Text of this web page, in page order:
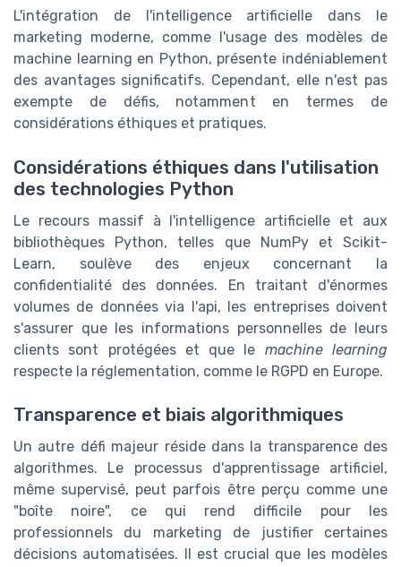
L'intégration de l'intelligence artificielle dans le
marketing moderne, comme l'usage des modèles de
machine learning en Python, présente indéniablement
des avantages significatifs. Cependant, elle n'est pas
exempte de défis, notamment en termes de
considérations éthiques et pratiques.
Considérations éthiques dans l'utilisation
des technologies Python
Le recours massif à l'intelligence artificielle et aux
bibliothèques Python, telles que NumPy et Scikit-
Learn, soulève des enjeux concernant la
confidentialité des données. En traitant d'énormes
volumes de données via l'api, les entreprises doivent
s'assurer que les informations personnelles de leurs
clients sont protégées et que le machine learning
respecte la réglementation, comme le RGPD en Europe.
Transparence et biais algorithmiques
Un autre défi majeur réside dans la transparence des
algorithmes. Le processus d'apprentissage artificiel,
même supervisé, peut parfois être perçu comme une
"boîte noire", ce qui rend difficile pour les
professionnels du marketing de justifier certaines
décisions automatisées. Il est crucial que les modèles